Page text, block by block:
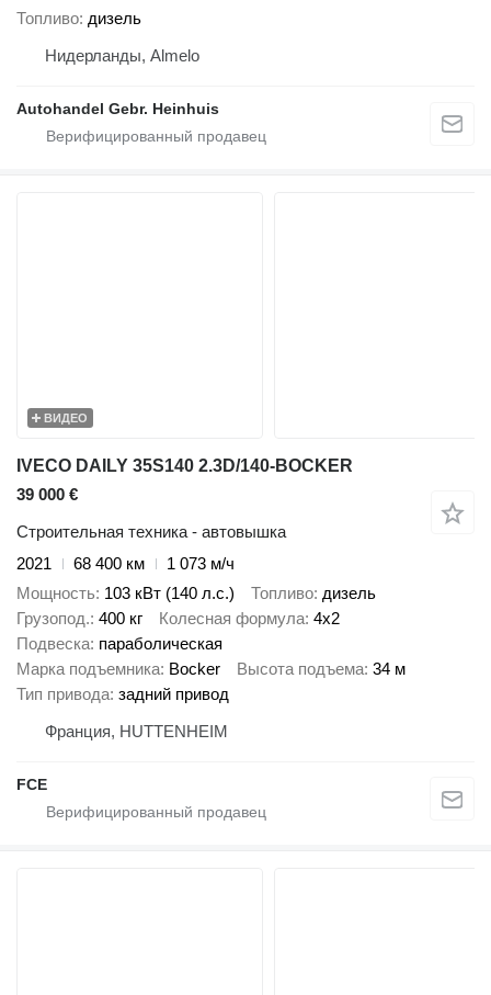
Топливо дизель
Нидерланды, Almelo
Autohandel Gebr. Heinhuis
ВИДЕО
IVECO DAILY 35S140 2.3D/140-BOCKER
39 000 €
Строительная техника - автовышка
2021
68 400 км
1 073 м/ч
Мощность 103 кВт (140 л.с.) Топливо дизель
Грузопод. 400 кг Колесная формула 4x2
Подвеска параболическая
Марка подъемника Bocker Высота подъема 34 м
Тип привода задний привод
Франция, HUTTENHEIM
FCE